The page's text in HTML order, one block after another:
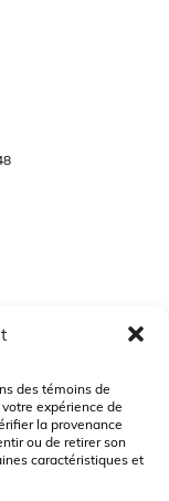
des témoins de
expérience de
la provenance
ou de retirer son
caractéristiques et